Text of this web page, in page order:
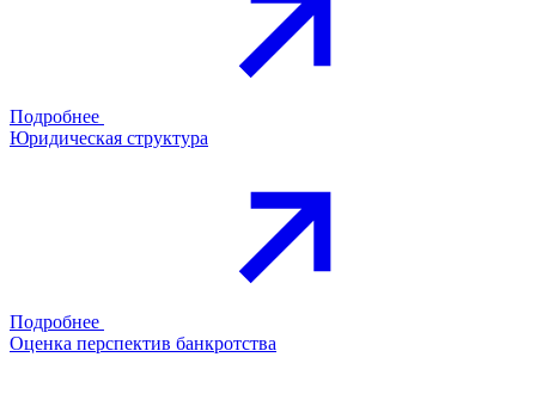
Подробнее
Юридическая структура
Подробнее
Оценка перспектив банкротства